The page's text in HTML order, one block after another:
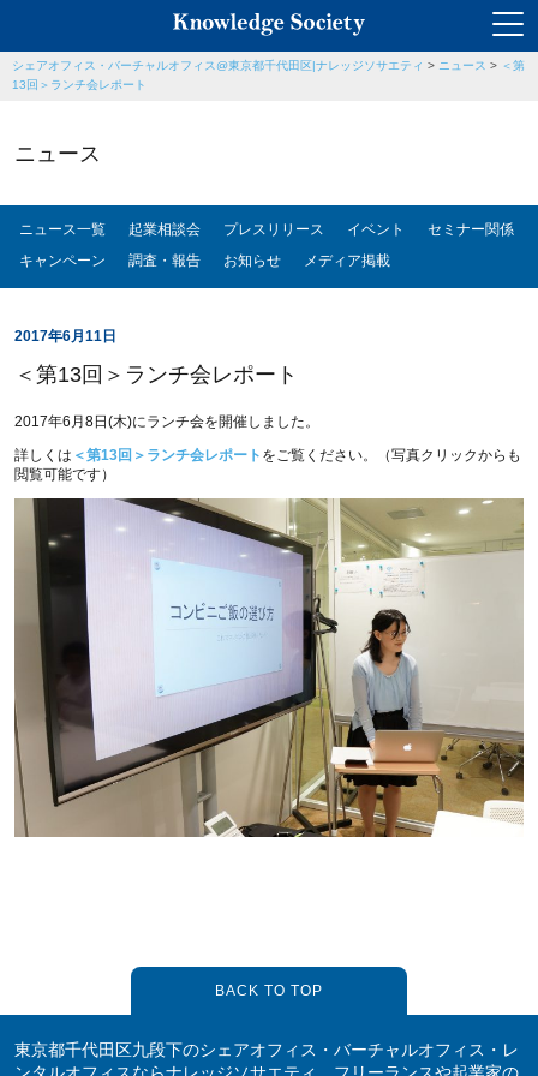
シェアオフィス・バーチャルオフィス@東京都千代田区|ナレッジソサエティ > ニュース > ＜第
13回＞ランチ会レポート
ニュース
ニュース一覧 起業相談会 プレスリリース イベント
セミナー関係
キャンペーン
調査・報告 お知らせ メディア掲載
2017年6月11日
＜第13回＞ランチ会レポート
2017年6月8日(木)にランチ会を開催しました。
詳しくは ＜第13回＞ランチ会レポート をご覧ください。（写真クリックからも
閲覧可能です）
BACK TO TOP
東京都千代田区九段下のシェアオフィス・バーチャルオフィス・レ